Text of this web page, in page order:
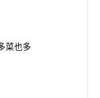
菜也多